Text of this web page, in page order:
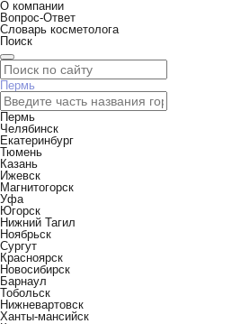
О компании
Вопрос-Ответ
Словарь косметолога
Поиск
Пермь
Пермь
Челябинск
Екатеринбург
Тюмень
Казань
Ижевск
Магнитогорск
Уфа
Югорск
Нижний Тагил
Ноябрьск
Сургут
Красноярск
Новосибирск
Барнаул
Тобольск
Нижневартовск
Ханты-мансийск